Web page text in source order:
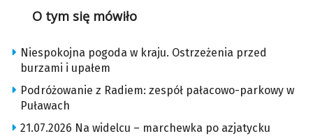
O tym się mówiło
Niespokojna pogoda w kraju. Ostrzeżenia przed
burzami i upałem
Podróżowanie z Radiem: zespół pałacowo-parkowy w
Puławach
21.07.2026 Na widelcu – marchewka po azjatycku